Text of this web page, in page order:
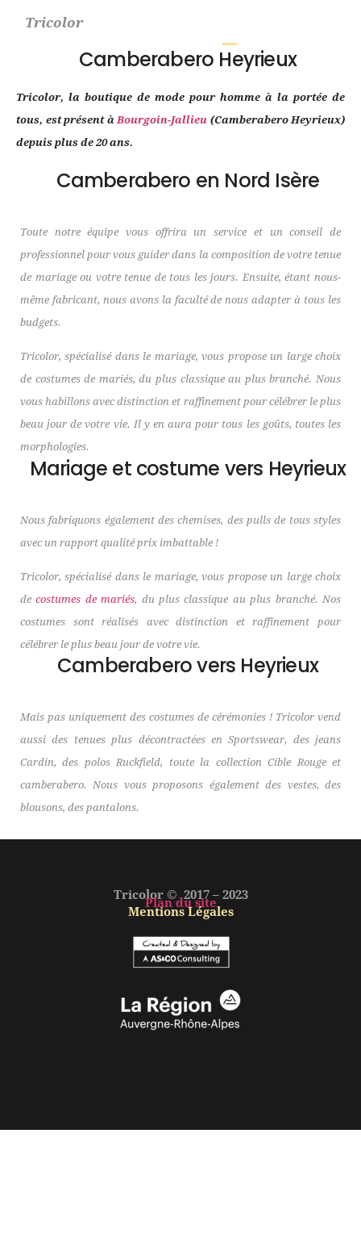
Camberabero en Nord Isère
Toute notre équipe vous offrira un service et un conseil de
professionnel pour vous guider dans la composition de votre tenue
de mariage ou votre tenue de tous les jours. Ensuite, étant nous-
même fabricant, nous avons la faculté de nous adapter à tous les
budgets.
Tricolor, spécialisé dans le mariage, vous propose un large choix
de costumes de mariés, du plus classique au plus branché. Nous
vous habillons avec distinction et raffinement pour célébrer le plus
beau jour de votre vie. Il y en aura pour tous les goûts, toutes les
morphologies.
Mariage et costume vers Heyrieux
Nous fabriquons également des chemises, des pulls de tous styles
avec un rapport qualité prix imbattable !
Tricolor, spécialisé dans le mariage, vous propose un large choix
decostumes de mariés, du plus classique au plus branché. Nos
costumes sont réalisés avec distinction et raffinement pour
célébrer le plus beau jour de votre vie.
Camberabero vers Heyrieux
Mais pas uniquement des costumes de cérémonies ! Tricolor vend
aussi des tenues plus décontractées en Sportswear, des jeans
Cardin, des polos Ruckfield, toute la collection Cible Rouge et
camberabero. Nous vous proposons également des vestes, des
blousons, des pantalons.
Tricolor
Camberabero Heyrieux
Tricolor, la boutique de mode pour homme à la portée de
tous, est présent àBourgoin-Jallieu (Camberabero Heyrieux)
depuis plus de 20 ans.
Tricolor © 2017 – 2023
Plan du site
Mentions Légales